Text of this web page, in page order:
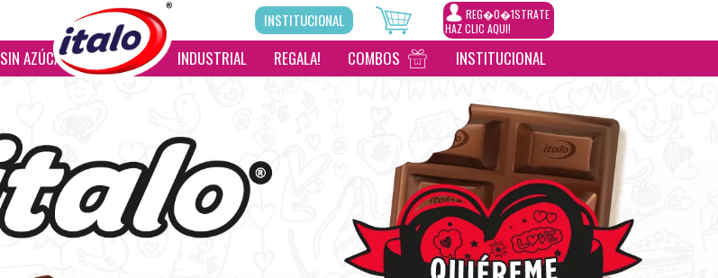
REG�0�1STRATE
HAZ CLIC AQUI!
INSTITUCIONAL
SIN AZÚCAR __________ INDUSTRIAL REGALA! COMBOS INSTITUCIONAL